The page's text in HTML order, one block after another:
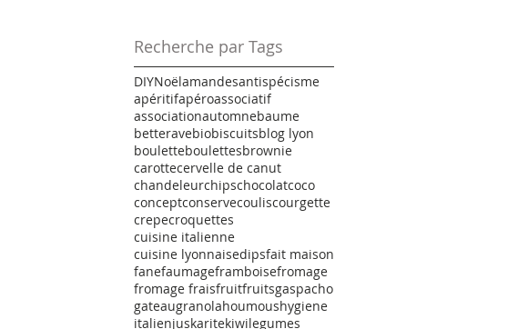
Recherche par Tags
DIYNoëlamandesantispécisme
apéritifapéroassociatif
associationautomnebaume
betteravebiobiscuitsblog lyon
bouletteboulettesbrownie
carottecervelle de canut
chandeleurchipschocolatcoco
conceptconservecouliscourgette
crepecroquettes
cuisine italienne
cuisine lyonnaisedipsfait maison
fanefaumageframboisefromage
fromage fraisfruitfruitsgaspacho
gateaugranolahoumoushygiene
italienjuskaritekiwilegumes